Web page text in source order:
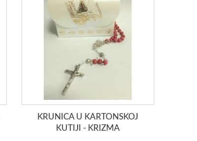
KRUNICA U KARTONSKOJ
KUTIJI - KRIZMA